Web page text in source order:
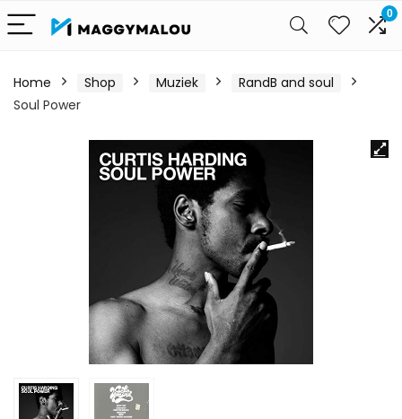
0
Home Shop Muziek
RandB and soul
Soul Power